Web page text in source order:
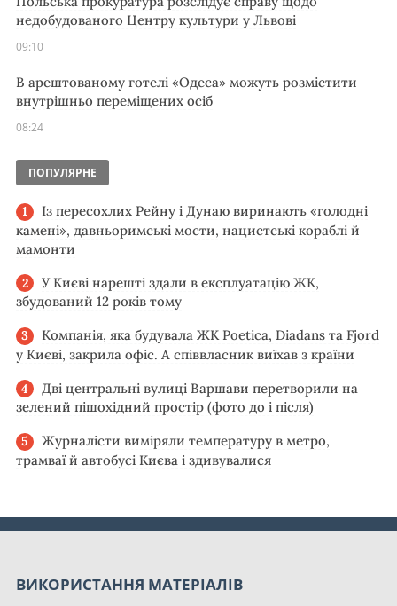
недобудованого Центру культури у Львові
09:10
В арештованому готелі «Одеса» можуть розмістити
внутрішньо переміщених осіб
08:24
ПОПУЛЯРНЕ
Із пересохлих Рейну і Дунаю виринають «голодні
камені», давньоримські мости, нацистські кораблі й
мамонти
У Києві нарешті здали в експлуатацію ЖК,
збудований 12 років тому
Компанія, яка будувала ЖК Poetica, Diadans та Fjord
у Києві, закрила офіс. А співвласник виїхав з країни
Дві центральні вулиці Варшави перетворили на
зелений пішохідний простір (фото до і після)
Журналісти виміряли температуру в метро,
трамваї й автобусі Києва і здивувалися
ВИКОРИСТАННЯ МАТЕРІАЛІВ